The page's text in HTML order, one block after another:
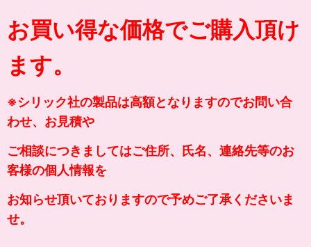
お買い得な価格でご購入頂け
ます。
※シリック社の製品は高額となりますのでお問い合
わせ、お見積や
ご相談につきましてはご住所、氏名、連絡先等のお
客様の個人情報を
お知らせ頂いておりますので予めご了承くださいま
せ。